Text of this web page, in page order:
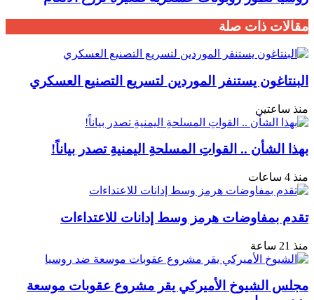
مقالات ذات صلة
البنتاغون يستنفر الموردين لتسريع التصنيع العسكري
منذ ساعتين
بهذا الشأن .. القواتِ المسلحةِ اليمنيةِ تصدر بياناً!
منذ 4 ساعات
تقدم بمفاوضات هرمز وسط إدانات للاعتداءات
منذ 21 ساعة
مجلس الشيوخ الأميركي يقر مشروع عقوبات موسعة